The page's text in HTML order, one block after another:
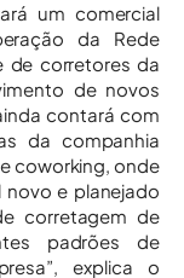
um comercial
da Rede
de corretores da
de novos
contará com
da companhia
coworking, onde
e planejado
corretagem de
padrões de
explica o